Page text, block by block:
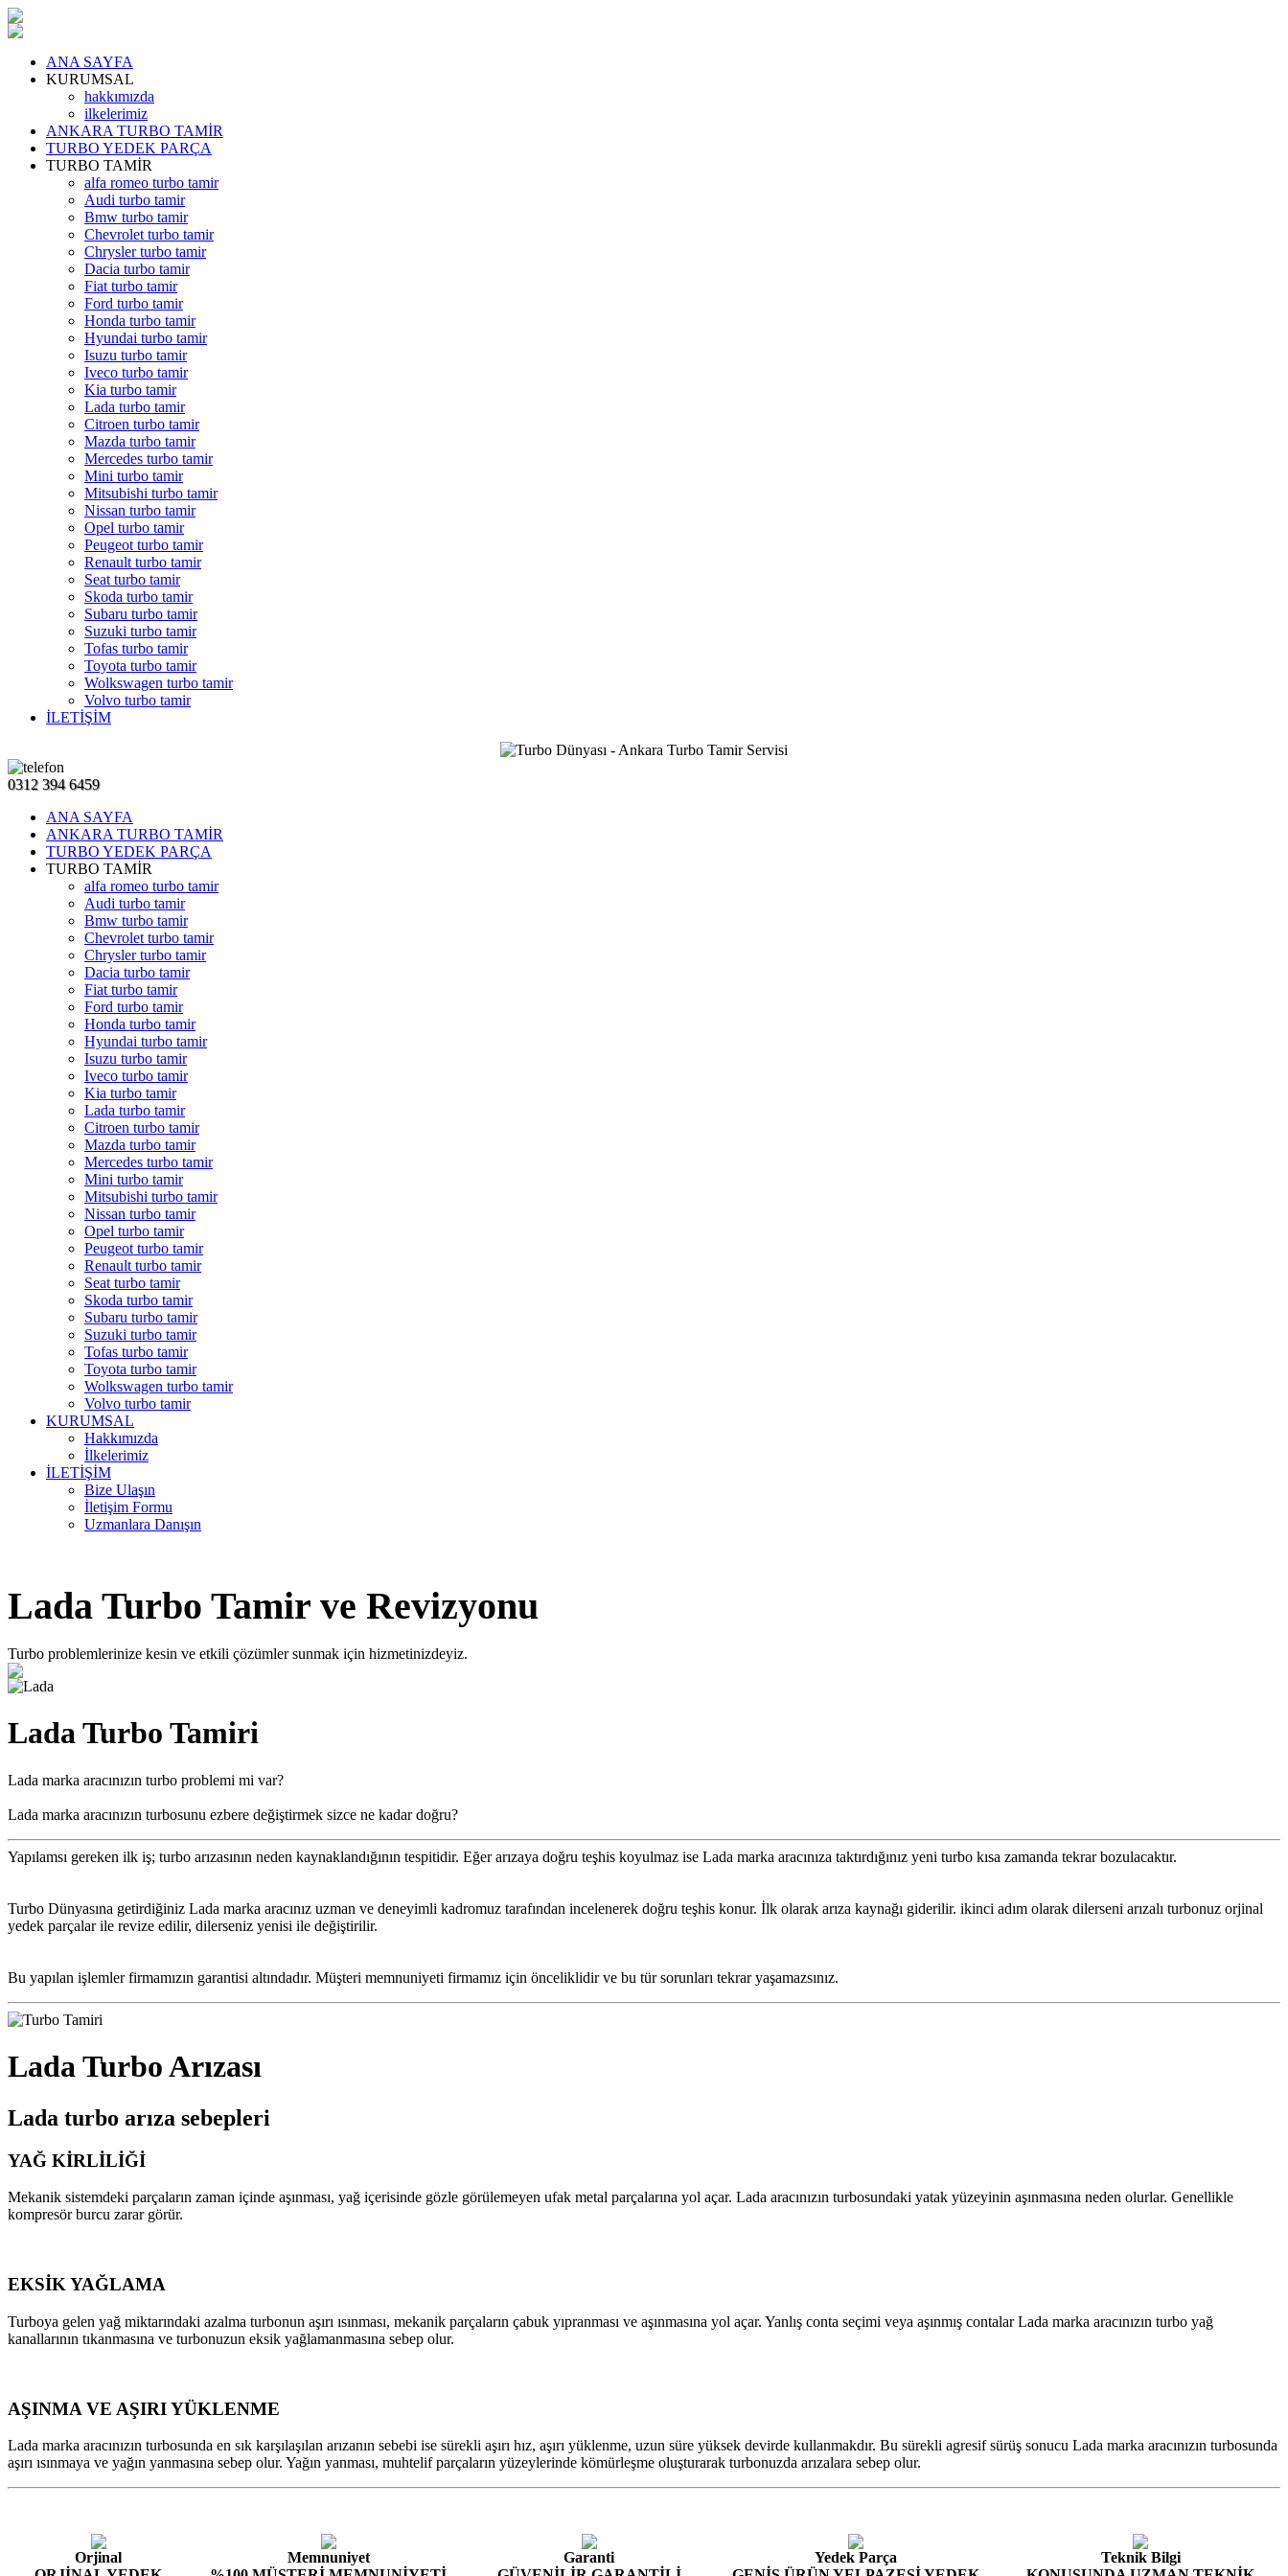
ANA SAYFA
KURUMSAL
hakkımızda
ilkelerimiz
ANKARA TURBO TAMİR
TURBO YEDEK PARÇA
TURBO TAMİR
alfa romeo turbo tamir
Audi turbo tamir
Bmw turbo tamir
Chevrolet turbo tamir
Chrysler turbo tamir
Dacia turbo tamir
Fiat turbo tamir
Ford turbo tamir
Honda turbo tamir
Hyundai turbo tamir
Isuzu turbo tamir
Iveco turbo tamir
Kia turbo tamir
Lada turbo tamir
Citroen turbo tamir
Mazda turbo tamir
Mercedes turbo tamir
Mini turbo tamir
Mitsubishi turbo tamir
Nissan turbo tamir
Opel turbo tamir
Peugeot turbo tamir
Renault turbo tamir
Seat turbo tamir
Skoda turbo tamir
Subaru turbo tamir
Suzuki turbo tamir
Tofas turbo tamir
Toyota turbo tamir
Wolkswagen turbo tamir
Volvo turbo tamir
İLETİŞİM
0312 394 6459
ANA SAYFA
ANKARA TURBO TAMİR
TURBO YEDEK PARÇA
TURBO TAMİR
alfa romeo turbo tamir
Audi turbo tamir
Bmw turbo tamir
Chevrolet turbo tamir
Chrysler turbo tamir
Dacia turbo tamir
Fiat turbo tamir
Ford turbo tamir
Honda turbo tamir
Hyundai turbo tamir
Isuzu turbo tamir
Iveco turbo tamir
Kia turbo tamir
Lada turbo tamir
Citroen turbo tamir
Mazda turbo tamir
Mercedes turbo tamir
Mini turbo tamir
Mitsubishi turbo tamir
Nissan turbo tamir
Opel turbo tamir
Peugeot turbo tamir
Renault turbo tamir
Seat turbo tamir
Skoda turbo tamir
Subaru turbo tamir
Suzuki turbo tamir
Tofas turbo tamir
Toyota turbo tamir
Wolkswagen turbo tamir
Volvo turbo tamir
KURUMSAL
Hakkımızda
İlkelerimiz
İLETİŞİM
Bize Ulaşın
İletişim Formu
Uzmanlara Danışın
Lada Turbo Tamir ve Revizyonu
Turbo problemlerinize kesin ve etkili çözümler sunmak için hizmetinizdeyiz.
Lada Turbo Tamiri
Lada marka aracınızın turbo problemi mi var?
Lada marka aracınızın turbosunu ezbere değiştirmek sizce ne kadar doğru?
Yapılamsı gereken ilk iş; turbo arızasının neden kaynaklandığının tespitidir. Eğer arızaya doğru teşhis koyulmaz ise Lada marka aracınıza taktırdığınız yeni turbo kısa zamanda tekrar bozulacaktır.
Turbo Dünyasına getirdiğiniz Lada marka aracınız uzman ve deneyimli kadromuz tarafından incelenerek doğru teşhis konur. İlk olarak arıza kaynağı giderilir. ikinci adım olarak dilerseni arızalı turbonuz orjinal
yedek parçalar ile revize edilir, dilerseniz yenisi ile değiştirilir.
Bu yapılan işlemler firmamızın garantisi altındadır. Müşteri memnuniyeti firmamız için önceliklidir ve bu tür sorunları tekrar yaşamazsınız.
Lada Turbo Arızası
Lada turbo arıza sebepleri
YAĞ KİRLİLİĞİ
Mekanik sistemdeki parçaların zaman içinde aşınması, yağ içerisinde gözle görülemeyen ufak metal parçalarına yol açar. Lada aracınızın turbosundaki yatak yüzeyinin aşınmasına neden olurlar. Genellikle
kompresör burcu zarar görür.
EKSİK YAĞLAMA
Turboya gelen yağ miktarındaki azalma turbonun aşırı ısınması, mekanik parçaların çabuk yıpranması ve aşınmasına yol açar. Yanlış conta seçimi veya aşınmış contalar Lada marka aracınızın turbo yağ
kanallarının tıkanmasına ve turbonuzun eksik yağlamanmasına sebep olur.
AŞINMA VE AŞIRI YÜKLENME
Lada marka aracınızın turbosunda en sık karşılaşılan arızanın sebebi ise sürekli aşırı hız, aşırı yüklenme, uzun süre yüksek devirde kullanmakdır. Bu sürekli agresif sürüş sonucu Lada marka aracınızın turbosunda
aşırı ısınmaya ve yağın yanmasına sebep olur. Yağın yanması, muhtelif parçaların yüzeylerinde kömürleşme oluşturarak turbonuzda arızalara sebep olur.
Orjinal
Memnuniyet
Garanti
Yedek Parça
Teknik Bilgi